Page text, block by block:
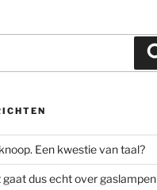
Een kwestie van taal?
gaat dus echt over gaslampen